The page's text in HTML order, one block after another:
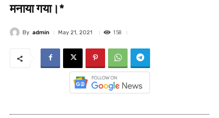
मनाया गया।*
By admin May 21, 2021 158